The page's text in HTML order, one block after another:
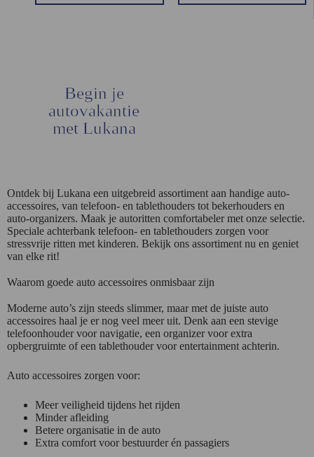
Begin je
autovakantie
met Lukana
Ontdek bij Lukana een uitgebreid assortiment aan handige auto-
accessoires, van telefoon- en tablethouders tot bekerhouders en
auto-organizers. Maak je autoritten comfortabeler met onze selectie.
Speciale achterbank telefoon- en tablethouders zorgen voor
stressvrije ritten met kinderen. Bekijk ons assortiment nu en geniet
van elke rit!
Waarom goede auto accessoires onmisbaar zijn
Moderne auto’s zijn steeds slimmer, maar met de juiste auto
accessoires haal je er nog veel meer uit. Denk aan een stevige
telefoonhouder voor navigatie, een organizer voor extra
opbergruimte of een tablethouder voor entertainment achterin.
Auto accessoires zorgen voor:
Meer veiligheid tijdens het rijden
Minder afleiding
Betere organisatie in de auto
Extra comfort voor bestuurder én passagiers